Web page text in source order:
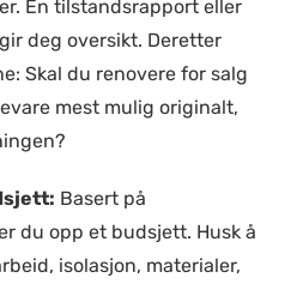
En tilstandsrapport eller
deg oversikt. Deretter
Skal du renovere for salg
mest mulig originalt,
Basert på
du opp et budsjett. Husk å
isolasjon, materialer,